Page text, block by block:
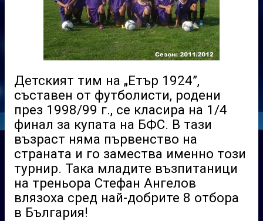
Детският тим на „Етър 1924”,
съставен от футболисти, родени
през 1998/99 г., се класира на 1/4
финал за купата на БФС. В тази
възраст няма първенство на
страната и го замества именно този
турнир. Така младите възпитаници
на треньора Стефан Ангелов
влязоха сред най-добрите 8 отбора
в България!